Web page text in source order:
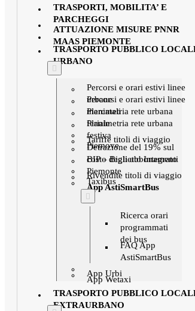
TRASPORTI, MOBILITA’ E
PARCHEGGI
ATTUAZIONE MISURE PNNR
MAAS PIEMONTE
TRASPORTO PUBBLICO
URBANO
Percorsi e orari estivi linee
urbane
Percorsi e orari estivi linee
mercatali
Planimetria rete urbana
feriale
Planimetria rete urbana
festiva
Tariffe titoli di viaggio
Piemove
Detrazione del 19% sul
costo degli abbonamenti
BIP – Biglietto Integrato
Piemonte
Rivendite titoli di viaggio
Taxibus
App AstiSmartBus
Ricerca orari
programmati
dei bus
FAQ App
AstiSmartBus
App Urbi
App Wetaxi
TRASPORTO PUBBLICO
EXTRAURBANO